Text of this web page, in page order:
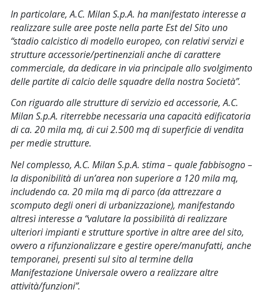
In particolare, A.C. Milan S.p.A. ha manifestato interesse a
realizzare sulle aree poste nella parte Est del Sito uno
“stadio calcistico di modello europeo, con relativi servizi e
strutture accessorie/pertinenziali anche di carattere
commerciale, da dedicare in via principale allo svolgimento
delle partite di calcio delle squadre della nostra Società”.
Con riguardo alle strutture di servizio ed accessorie, A.C.
Milan S.p.A. riterrebbe necessaria una capacità edificatoria
di ca. 20 mila mq, di cui 2.500 mq di superficie di vendita
per medie strutture.
Nel complesso, A.C. Milan S.p.A. stima – quale fabbisogno –
la disponibilità di un’area non superiore a 120 mila mq,
includendo ca. 20 mila mq di parco (da attrezzare a
scomputo degli oneri di urbanizzazione), manifestando
altresì interesse a “valutare la possibilità di realizzare
ulteriori impianti e strutture sportive in altre aree del sito,
ovvero a rifunzionalizzare e gestire opere/manufatti, anche
temporanei, presenti sul sito al termine della
Manifestazione Universale ovvero a realizzare altre
attività/funzioni”.